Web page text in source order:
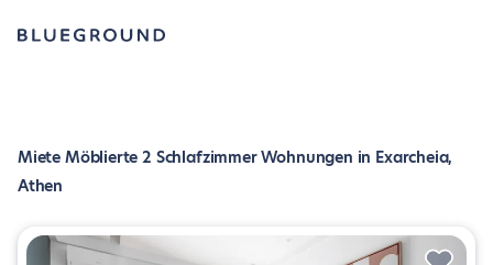
Miete Möblierte 2 Schlafzimmer Wohnungen in Exarcheia,
Athen